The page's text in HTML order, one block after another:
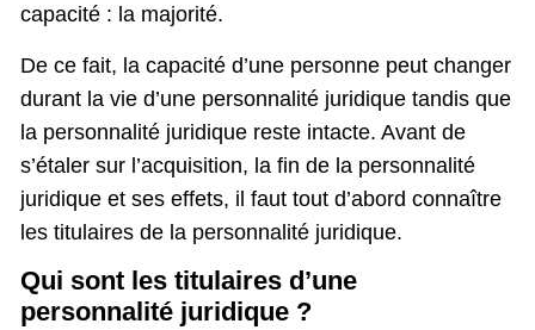
capacité : la majorité.
De ce fait, la capacité d’une personne peut changer
durant la vie d’une personnalité juridique tandis que
la personnalité juridique reste intacte. Avant de
s’étaler sur l’acquisition, la fin de la personnalité
juridique et ses effets, il faut tout d’abord connaître
les titulaires de la personnalité juridique.
Qui sont les titulaires d’une
personnalité juridique ?